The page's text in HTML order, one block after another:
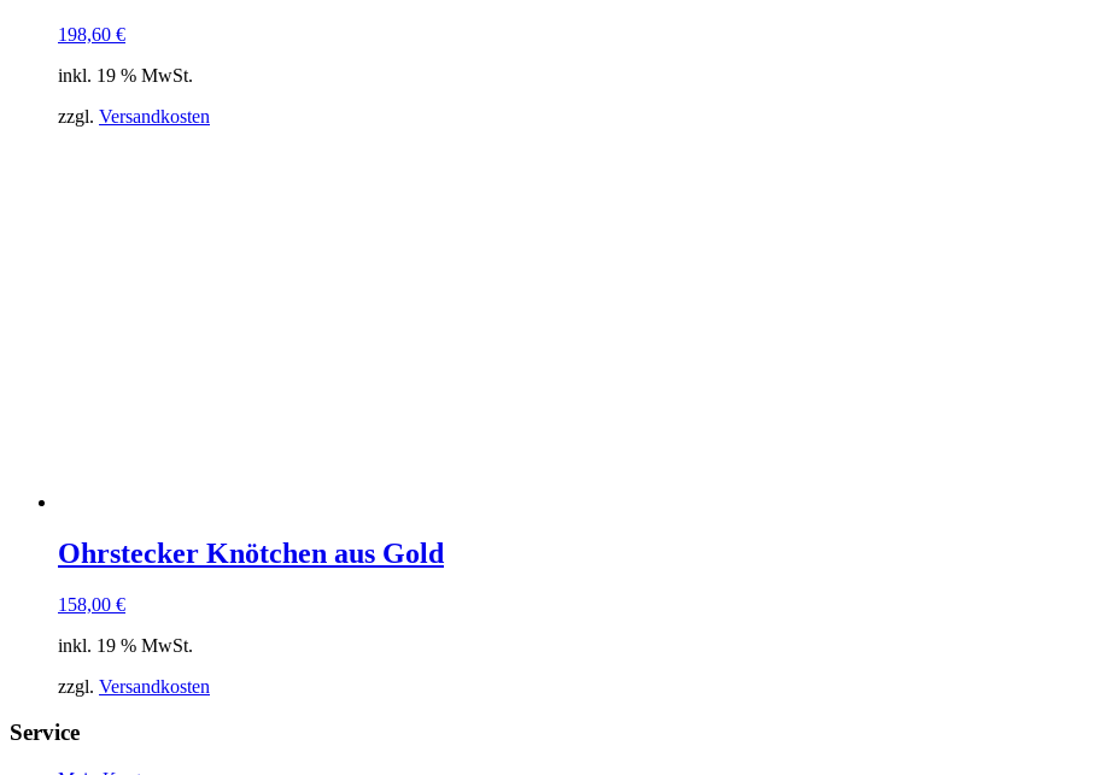
198,60 €
inkl. 19 % MwSt.
zzgl. Versandkosten
Ohrstecker Knötchen aus Gold
158,00 €
inkl. 19 % MwSt.
zzgl. Versandkosten
Service